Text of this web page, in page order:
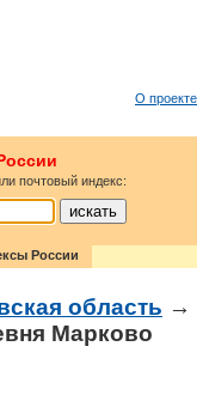
О проекте
почтовый индекс:
России
область →
Марково